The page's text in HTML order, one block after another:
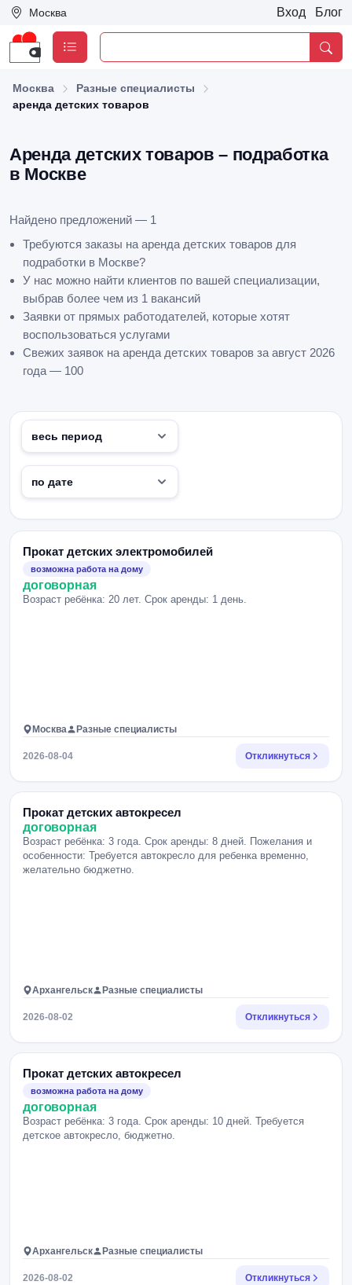
Москва Вход Блог
Москва
Разные специалисты
аренда детских товаров
Аренда детских товаров – подработка
в Москве
Найдено предложений — 1
Требуются заказы на аренда детских товаров для
подработки в Москве?
У нас можно найти клиентов по вашей специализации,
выбрав более чем из 1 вакансий
Заявки от прямых работодателей, которые хотят
воспользоваться услугами
Свежих заявок на аренда детских товаров за август 2026
года — 100
Прокат детских электромобилей
возможна работа на дому
договорная
Возраст ребёнка: 20 лет. Срок аренды: 1 день.
Москва Разные специалисты
2026-08-04 Откликнуться
Прокат детских автокресел
договорная
Возраст ребёнка: 3 года. Срок аренды: 8 дней. Пожелания и
особенности: Требуется автокресло для ребенка временно,
желательно бюджетно.
Архангельск Разные специалисты
2026-08-02 Откликнуться
Прокат детских автокресел
возможна работа на дому
договорная
Возраст ребёнка: 3 года. Срок аренды: 10 дней. Требуется
детское автокресло, бюджетно.
Архангельск Разные специалисты
2026-08-02 Откликнуться